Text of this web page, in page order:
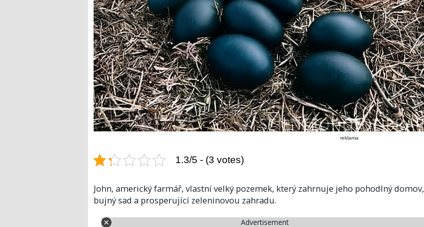
reklama
1.3/5 - (3 votes)
John, americký farmář, vlastní velký pozemek, který zahrnuje jeho pohodlný domov,
bujný sad a prosperující zeleninovou zahradu.
Advertisement